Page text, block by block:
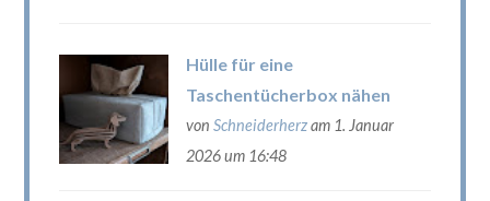
Hülle für eine
Taschentücherbox nähen
von Schneiderherzam 1. Januar
2026 um 16:48